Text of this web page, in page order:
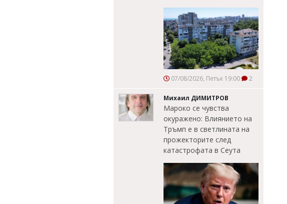
07/08/2026, Петък 19:00 2
Михаил ДИМИТРОВ
Мароко се чувства
окуражено: Влиянието на
Тръмп е в светлината на
прожекторите след
катастрофата в Сеута